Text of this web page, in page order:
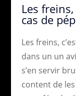
Les
cas de
Les freins,
dans un un
s’en servir
content de